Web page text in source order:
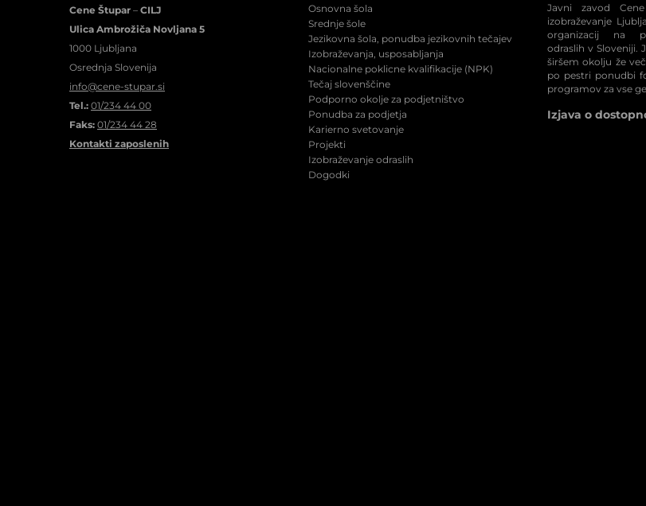
Cene Štupar – CILJ
Ulica Ambrožiča Novljana 5
1000 Ljubljana
Osrednja Slovenija
info@cene-stupar.si
Tel.: 01/234 44 00
Faks: 01/234 44 28
Kontakti zaposlenih
Osnovna šola
Srednje šole
Jezikovna šola, ponudba jezikovnih tečajev
Izobraževanja, usposabljanja
Nacionalne poklicne kvalifikacije (NPK)
Tečaj slovenščine
Podporno okolje za podjetništvo
Ponudba za podjetja
Karierno svetovanje
Projekti
Izobraževanje odraslih
Dogodki
Javni zavod
izobraževanje
organizacij na
odraslih v Sloveniji.
širšem okolju že
po pestri ponudbi
programov za vse
Izjava o